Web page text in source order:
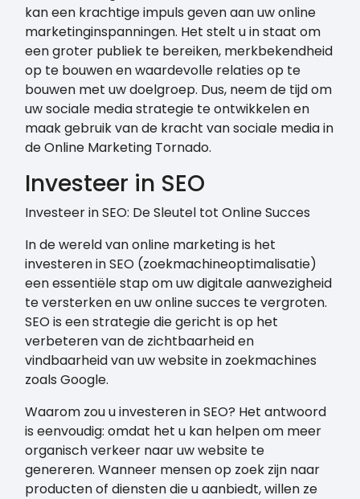
kan een krachtige impuls geven aan uw online
marketinginspanningen. Het stelt u in staat om
een groter publiek te bereiken, merkbekendheid
op te bouwen en waardevolle relaties op te
bouwen met uw doelgroep. Dus, neem de tijd om
uw sociale media strategie te ontwikkelen en
maak gebruik van de kracht van sociale media in
de Online Marketing Tornado.
Investeer in SEO
Investeer in SEO: De Sleutel tot Online Succes
In de wereld van online marketing is het
investeren in SEO (zoekmachineoptimalisatie)
een essentiële stap om uw digitale aanwezigheid
te versterken en uw online succes te vergroten.
SEO is een strategie die gericht is op het
verbeteren van de zichtbaarheid en
vindbaarheid van uw website in zoekmachines
zoals Google.
Waarom zou u investeren in SEO? Het antwoord
is eenvoudig: omdat het u kan helpen om meer
organisch verkeer naar uw website te
genereren. Wanneer mensen op zoek zijn naar
producten of diensten die u aanbiedt, willen ze